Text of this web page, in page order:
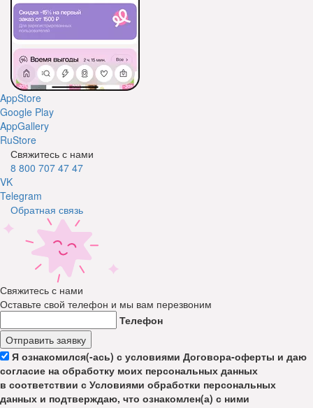
AppStore
Google Play
AppGallery
RuStore
Свяжитесь с нами
8 800 707 47 47
VK
Telegram
Обратная связь
Свяжитесь с нами
Оставьте свой телефон и мы вам перезвоним
Телефон
Отправить заявку
Я ознакомился(-ась) с условиями Договора-оферты и даю
согласие на обработку моих персональных данных
в соответствии с Условиями обработки персональных
данных и подтверждаю, что ознакомлен(а) с ними